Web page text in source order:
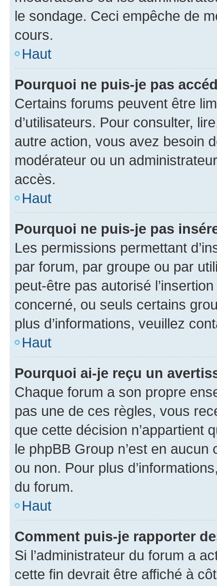
le sondage. Ceci empêche de
cours.
Haut
Pourquoi ne puis-je pas
Certains forums peuvent être
d’utilisateurs. Pour consulter,
autre action, vous avez besoin
modérateur ou un
accès.
Haut
Pourquoi ne puis-je pas
Les permissions permettant
par forum, par groupe ou par
peut-être pas autorisé
concerné, ou seuls certains
plus d’informations, veuillez
Haut
Pourquoi ai-je reçu un
Chaque forum a son propre
pas une de ces règles, vous
que cette décision n’appartient
le phpBB Group n’est en
ou non. Pour plus
du forum.
Haut
Comment puis-je rapporter
Si l’administrateur du forum a
cette fin devrait être affiché à